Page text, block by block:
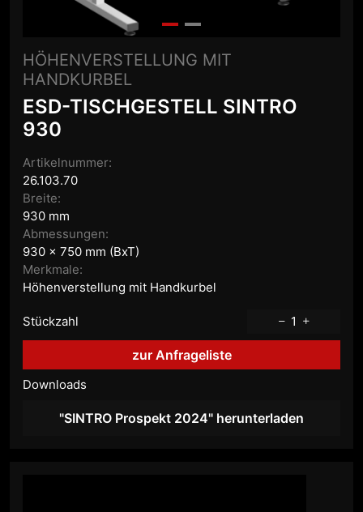
HÖHENVERSTELLUNG MIT
HANDKURBEL
ESD-TISCHGESTELL SINTRO
930
Artikelnummer:
26.103.70
Breite:
930 mm
Abmessungen:
930 x 750 mm (BxT)
Merkmale:
Höhenverstellung mit Handkurbel
Stückzahl 1
zur Anfrageliste
Downloads
"SINTRO Prospekt 2024" herunterladen